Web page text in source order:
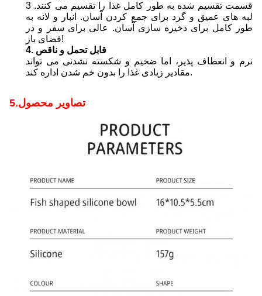
3 قسمت تقسیم شده به طور کامل غذا را تقسیم می کنند.
لبه های عمیق و گرد برای جمع کردن آسان. انبار و لانه به
طور کامل برای ذخیره سازی آسان. عالی برای سفر و در
فضای باز!
4. قابل تحمل و ناقص
نرم و انعطاف پذیر، اما ضخیم و شکسته نشدنی می تواند
مقادیر زیادی غذا را بدون خم شدن اداره کند.
5.تصاویر محصول